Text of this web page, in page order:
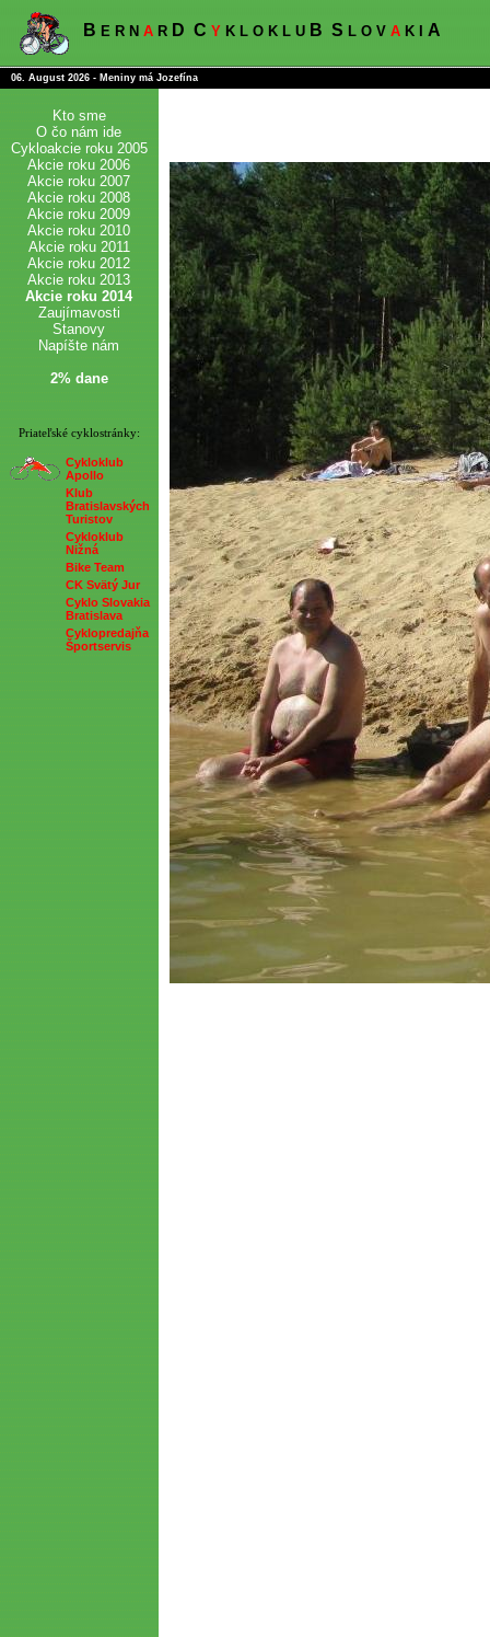
B E R N A R D C Y K L O K L U B S L O V A K I A
06. August 2026 - Meniny má Jozefína
Kto sme
O čo nám ide
Cykloakcie roku 2005
Akcie roku 2006
Akcie roku 2007
Akcie roku 2008
Akcie roku 2009
Akcie roku 2010
Akcie roku 2011
Akcie roku 2012
Akcie roku 2013
Akcie roku 2014
Zaujímavosti
Stanovy
Napíšte nám
2% dane
Priateľské cyklostránky:
Cykloklub
Apollo
Klub
Bratislavských
Turistov
Cykloklub
Nižná
Bike Team
CK Svätý Jur
Cyklo Slovakia
Bratislava
Cyklopredajňa
Športservis